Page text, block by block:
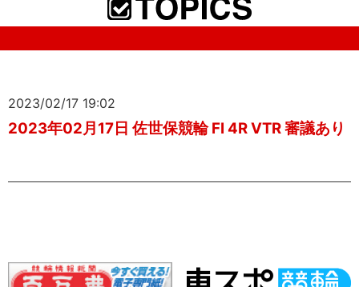
2023/02/17 19:02
2023年02月17日 佐世保競輪 FI 4R VTR 審議あり